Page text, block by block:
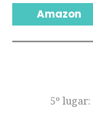
Amazon
5º lugar: